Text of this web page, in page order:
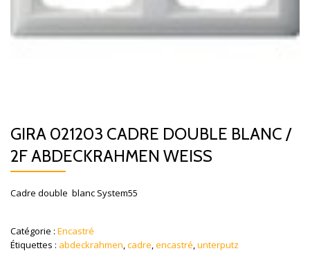
GIRA 021203 CADRE DOUBLE BLANC /
2F ABDECKRAHMEN WEISS
Cadre double blanc System55
Catégorie : Encastré
Étiquettes : abdeckrahmen,cadre,encastré,unterputz